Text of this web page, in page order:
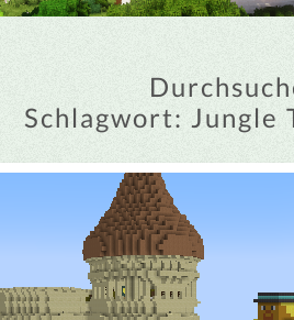
Schlagwort: Jungle